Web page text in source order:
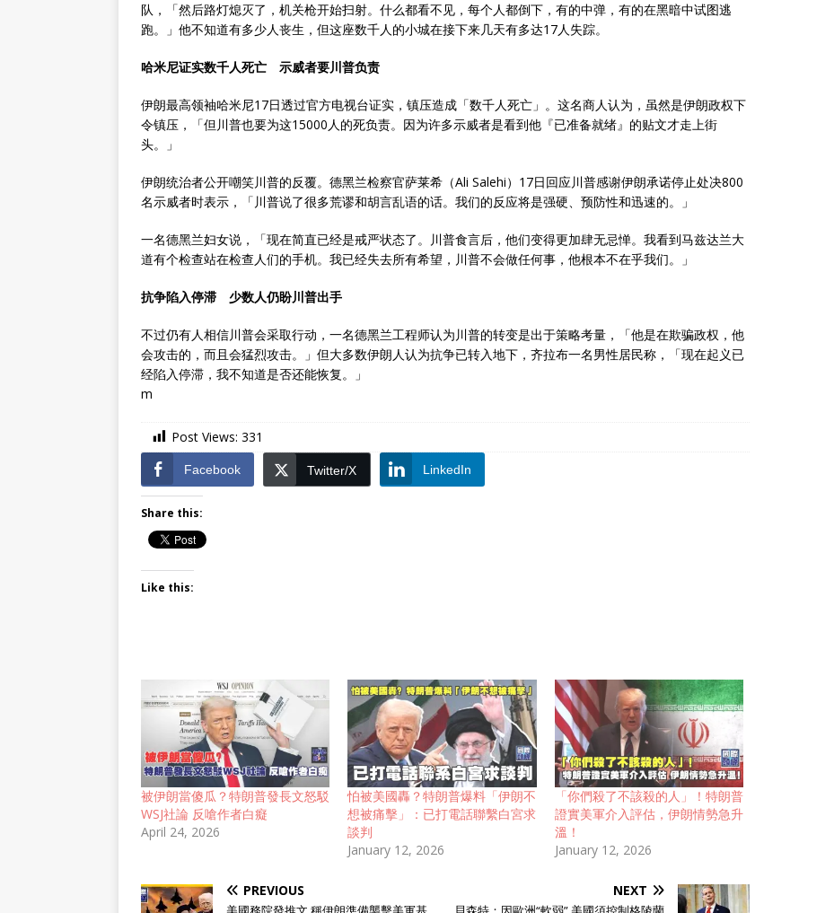
队，「然后路灯熄灭了，机关枪开始扫射。什么都看不见，每个人都倒下，有的中弹，有的在黑暗中试图逃
跑。」他不知道有多少人丧生，但这座数千人的小城在接下来几天有多达17人失踪。
哈米尼证实数千人死亡 示威者要川普负责
伊朗最高领袖哈米尼17日透过官方电视台证实，镇压造成「数千人死亡」。这名商人认为，虽然是伊朗政权下
令镇压，「但川普也要为这15000人的死负责。因为许多示威者是看到他『已准备就绪』的贴文才走上街
头。」
伊朗统治者公开嘲笑川普的反覆。德黑兰检察官萨莱希（Ali Salehi）17日回应川普感谢伊朗承诺停止处决800
名示威者时表示，「川普说了很多荒谬和胡言乱语的话。我们的反应将是强硬、预防性和迅速的。」
一名德黑兰妇女说，「现在简直已经是戒严状态了。川普食言后，他们变得更加肆无忌惮。我看到马兹达兰大
道有个检查站在检查人们的手机。我已经失去所有希望，川普不会做任何事，他根本不在乎我们。」
抗争陷入停滞 少数人仍盼川普出手
不过仍有人相信川普会采取行动，一名德黑兰工程师认为川普的转变是出于策略考量，「他是在欺骗政权，他
会攻击的，而且会猛烈攻击。」但大多数伊朗人认为抗争已转入地下，齐拉布一名男性居民称，「现在起义已
经陷入停滞，我不知道是否还能恢复。」
m
Post Views: 331
Facebook Twitter/X LinkedIn
Share this:
Like this:
被伊朗當傻瓜？特朗普發長文怒駁
WSJ社論 反嗆作者白癡
April 24, 2026
怕被美國轟？特朗普爆料「伊朗不
想被痛擊」：已打電話聯繫白宮求
談判
January 12, 2026
「你們殺了不該殺的人」！特朗普
證實美軍介入評估，伊朗情勢急升
溫！
January 12, 2026
PREVIOUS NEXT